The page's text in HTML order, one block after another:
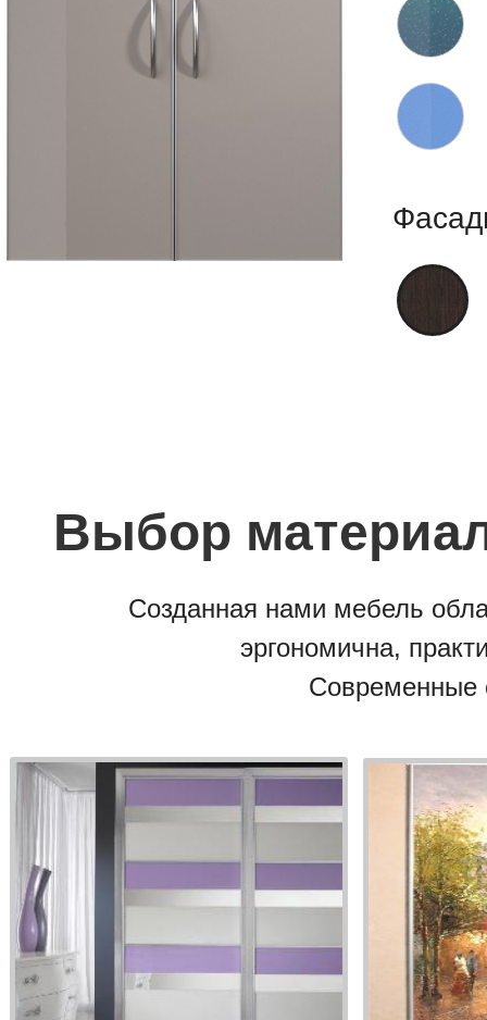
Созданная нами мебель
эргономична,
Современные
Выбор